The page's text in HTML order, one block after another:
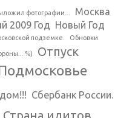
фотографии... Москва
2009 Год Новый Год
подземке. Обновки
%) Отпуск
Сбербанк России.
Страна идитов